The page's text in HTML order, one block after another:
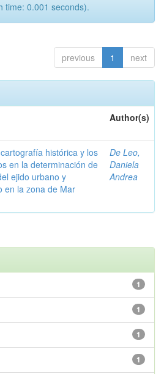
time: 0.001 seconds).
previous 1 next
Author(s)
histórica y los
en la determinación de
ejido urbano y
en la zona de Mar
De Leo,
Daniela
Andrea
1
1
1
1